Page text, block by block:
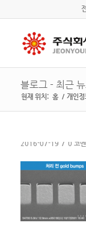
블로그 - 최근
현재 위치: 홈 / 개인정
2016-07-19 / 0 코